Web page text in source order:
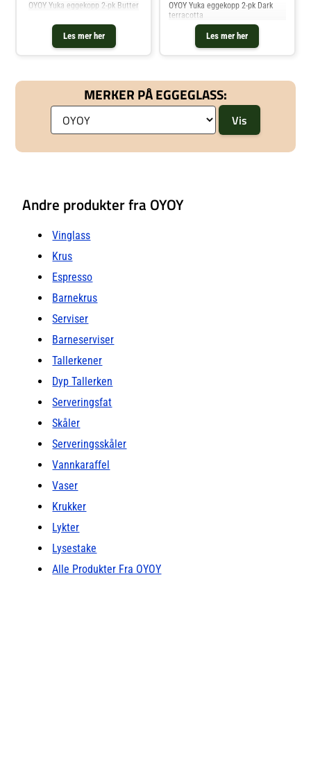
Les mer her
OYOY Yuka eggekopp 2-pk Butter
Les mer her
OYOY Yuka eggekopp 2-pk Dark
terracotta
MERKER PÅ EGGEGLASS:
Andre produkter fra OYOY
Vinglass
Krus
Espresso
Barnekrus
Serviser
Barneserviser
Tallerkener
Dyp Tallerken
Serveringsfat
Skåler
Serveringsskåler
Vannkaraffel
Vaser
Krukker
Lykter
Lysestake
Alle Produkter Fra OYOY